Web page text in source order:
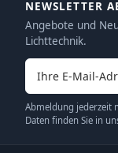
NEWSLETTER
Angebote und
Lichttechnik.
E-Mail-Adresse
Abmeldung jederzeit
Daten finden Sie in